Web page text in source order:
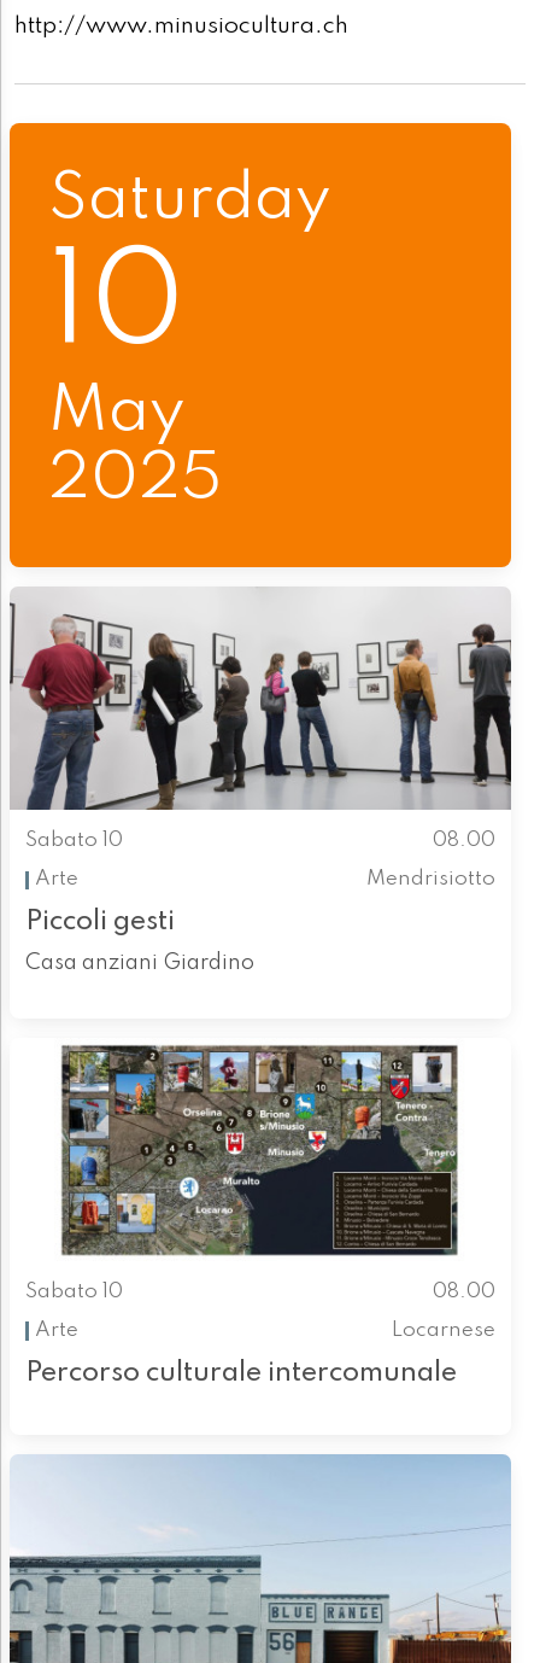
http://www.minusiocultura.ch
Saturday
10
May
2025
Sabato 10
08.00
Arte
Mendrisiotto
Piccoli gesti
Casa anziani Giardino
Sabato 10
08.00
Arte
Locarnese
Percorso culturale intercomunale